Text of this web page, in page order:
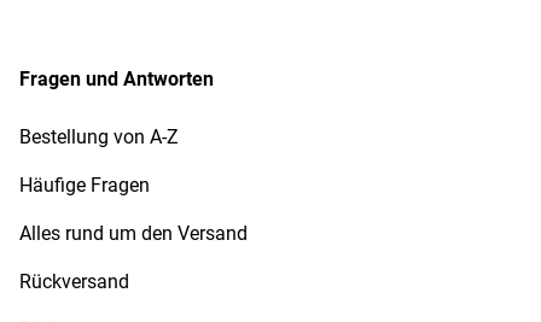
Fragen und Antworten
Bestellung von A-Z
Häufige Fragen
Alles rund um den Versand
Rückversand